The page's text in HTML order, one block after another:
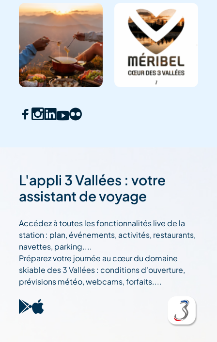
L'appli 3 Vallées : votre
assistant de voyage
Accédez à toutes les fonctionnalités live de la
station : plan, événements, activités, restaurants,
navettes, parking....
Préparez votre journée au cœur du domaine
skiable des 3 Vallées : conditions d'ouverture,
prévisions météo, webcams, forfaits....